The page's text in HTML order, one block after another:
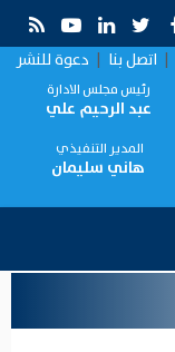
| اتصل بنا | دعوة للنشر
رئيس مجلس الادارة
عبد الرحيم علي
المدير التنفيذي
هاني سليمان